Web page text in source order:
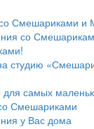
Смешариками и
со
студию
самых
Смешариками
у Вас дома